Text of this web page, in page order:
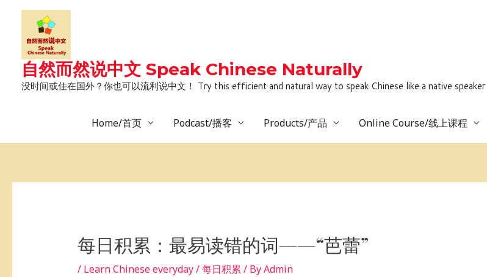
自然而然说中文 Speak Chinese Naturally
没时间或住在国外？你也可以流利说中文！ Try this efficient and natural way to speak Chinese like a native
Home/首页 Podcast/播客 Products/产品 Online Course/线上课程
每日积累：最易读错的词——“芭蕾”
/ Learn Chinese everyday / 每日积累 / ByAdmin